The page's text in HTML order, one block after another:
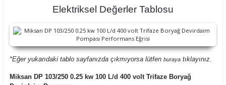
Elektriksel Değerler Tablosu
*Eğer yukarıdaki tablo sayfanızda çıkmıyorsa lütfen buraya tıklayınız.
Miksan DP 103/250 0.25 kw 100 L/d 400 volt Trifaze Boryağ